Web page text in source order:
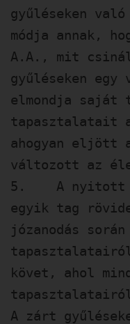
gyűléseken
módja annak,
A.A., mit csinál
gyűléseken egy
elmondja saját
tapasztalatait
ahogyan eljött
változott az
5. A nyitott
egyik tag
józanodás
követ, ahol
A zárt